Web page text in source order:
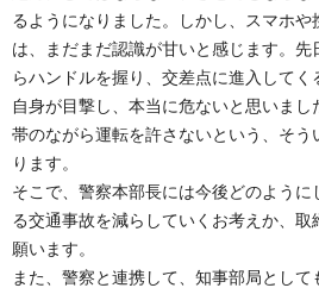
るようになりました。しかし、スマホ
は、まだまだ認識が甘いと感じます。
らハンドルを握り、交差点に進入して
自身が目撃し、本当に危ないと思いま
帯のながら運転を許さないという、そう
ります。
そこで、警察本部長には今後どのように
る交通事故を減らしていくお考えか、
願います。
また、警察と連携して、知事部局とし